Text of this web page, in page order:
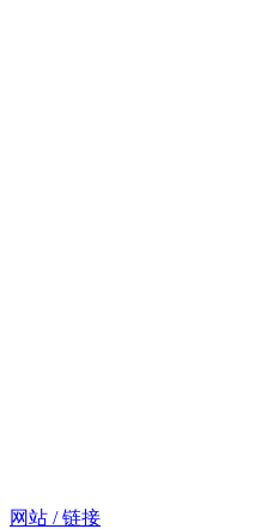
网站 / 链接